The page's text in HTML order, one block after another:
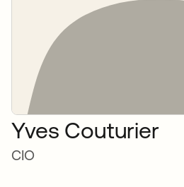
Yves Couturier
CIO